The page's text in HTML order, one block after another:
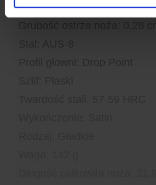
Długość ostrza noża: 91 mm
Grubość ostrza noża: 0,28 cm
Stal: AUS-8
Profil głowni: Drop Point